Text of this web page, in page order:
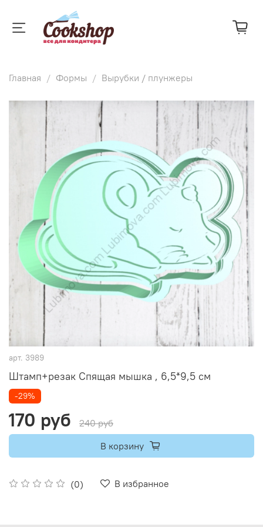
Главная Формы Вырубки / плунжеры
арт. 3989
Штамп+резак Спящая мышка , 6,5*9,5 см
(0) В избранное
-29%
170 руб
240 руб
В корзину